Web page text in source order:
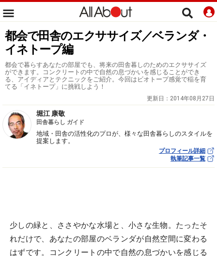
都会で田舎のエクササイズ／ベランダ・
イネトープ編
都会で暮らすあなたの部屋でも、将来の田舎暮しのためのエクササイズ
ができます。コンクリートの中で自然の息づかいを感じることができ
る、アイディアとテクニックをご紹介。今回はビオトープ感覚で稲を育
てる「イネトープ」に挑戦しよう！
更新日： 2014年08月27日
堀江 康敬
田舎暮らし ガイド
地域・田舎の活性化のプロが、様々な田舎暮らしのスタイルを
提案します。
プロフィール詳細
執筆記事一覧
少しの緑と、ささやかな水場と、小さな生物。たったそ
れだけで、あなたの部屋のベランダが自然空間に変わる
はずです。コンクリートの中で自然の息づかいを感じる